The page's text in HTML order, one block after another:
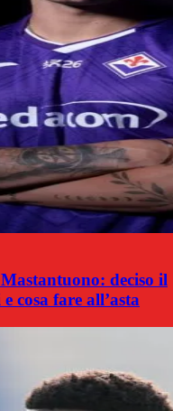
deciso il
cosa fare all’asta